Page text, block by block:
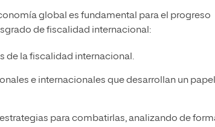
global es fundamental para el progreso
de fiscalidad internacional:
de la fiscalidad internacional.
e internacionales que desarrollan un papel
para combatirlas, analizando de